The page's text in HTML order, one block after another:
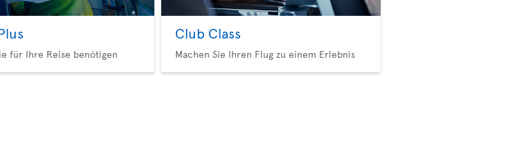
für Ihre Reise benötigen
Club Class
Machen Sie Ihren Flug zu einem Erlebnis